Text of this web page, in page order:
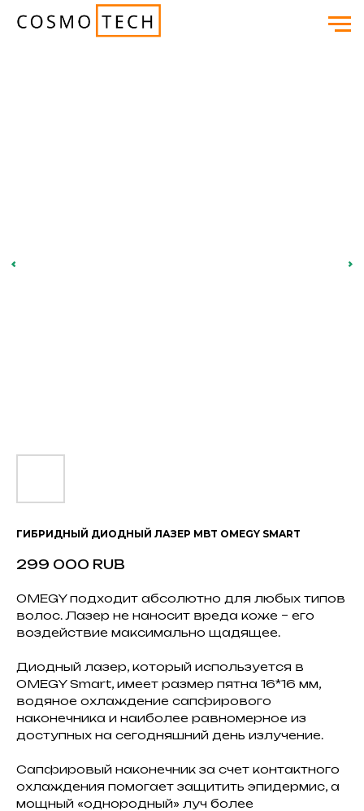
ГИБРИДНЫЙ ДИОДНЫЙ ЛАЗЕР MBT OMEGY SMART
299 000 RUB
OMEGY подходит абсолютно для любых типов
волос. Лазер не наносит вреда коже – его
воздействие максимально щадящее.
Диодный лазер, который используется в
OMEGY Smart, имеет размер пятна 16*16 мм,
водяное охлаждение сапфирового
наконечника и наиболее равномерное из
доступных на сегодняшний день излучение.
Сапфировый наконечник за счет контактного
охлаждения помогает защитить эпидермис, а
мощный «однородный» луч более